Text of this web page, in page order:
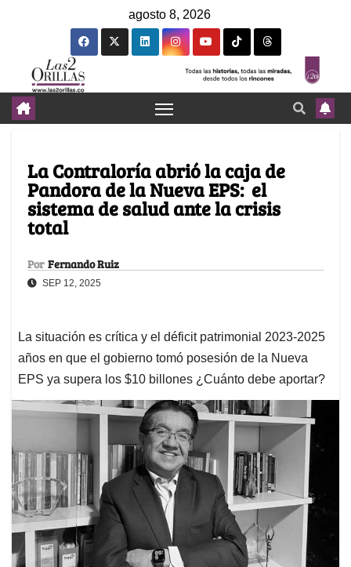
agosto 8, 2026
La Contraloría abrió la caja de
Pandora de la Nueva EPS: el
sistema de salud ante la crisis
total
Por Fernando Ruiz
SEP 12, 2025
La situación es crítica y el déficit patrimonial 2023-2025
años en que el gobierno tomó posesión de la Nueva
EPS ya supera los $10 billones ¿Cuánto debe aportar?